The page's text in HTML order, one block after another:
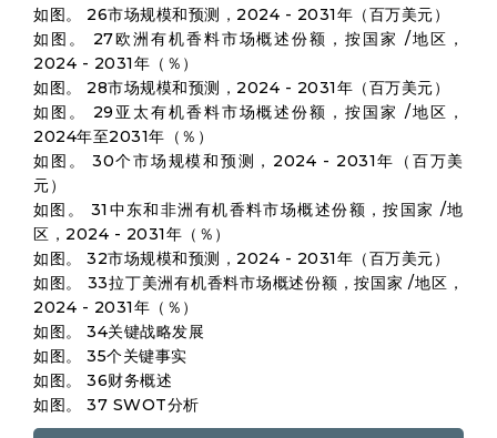
如图。 26市场规模和预测，2024 - 2031年（百万美元）
如图。 27欧洲有机香料市场概述份额，按国家 /地区，
2024 - 2031年（％）
如图。 28市场规模和预测，2024 - 2031年（百万美元）
如图。 29亚太有机香料市场概述份额，按国家 /地区，
2024年至2031年（％）
如图。 30个市场规模和预测，2024 - 2031年（百万美
元）
如图。 31中东和非洲有机香料市场概述份额，按国家 /地
区，2024 - 2031年（％）
如图。 32市场规模和预测，2024 - 2031年（百万美元）
如图。 33拉丁美洲有机香料市场概述份额，按国家 /地区，
2024 - 2031年（％）
如图。 34关键战略发展
如图。 35个关键事实
如图。 36财务概述
如图。 37 SWOT分析